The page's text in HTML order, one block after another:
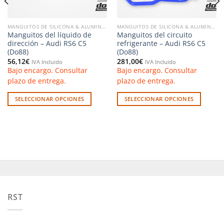
Manguitos del líquido de
dirección – Audi RS6 C5
(Do88)
56,12€ IVA Incluido
Bajo encargo. Consultar
plazo de entrega.
SELECCIONAR OPCIONES
Las
pueden
Manguitos del circuito
refrigerante – Audi RS6 C5
(Do88)
281,00€ IVA Incluido
Bajo encargo. Consultar
plazo de entrega.
SELECCIONAR OPCIONES
Las
RST